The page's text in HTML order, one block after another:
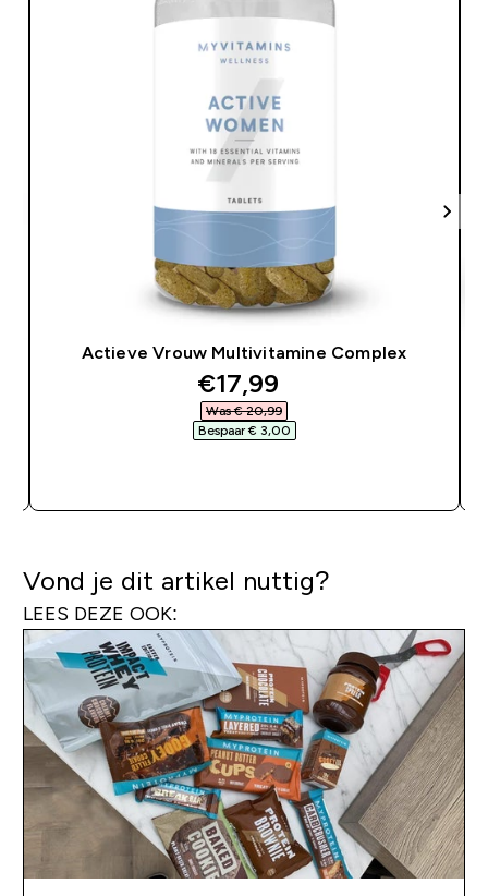
Actieve Vrouw Multivitamine Complex
discounted price
€17,99‎
Was € 20,99‎
Bespaar € 3,00‎
Vond je dit artikel nuttig?
LEES DEZE OOK: